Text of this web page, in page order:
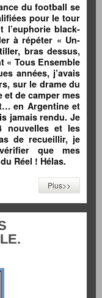
du football se
pour le tour
l’euphorie black-
à répéter « Un-
bras dessus,
« Tous Ensemble
années, j’avais
sur le drame du
et de camper mes
en Argentine et
jamais rendu. Je
nouvelles et les
de recueillir, je
que mes
Réel ! Hélas.
Plus>>